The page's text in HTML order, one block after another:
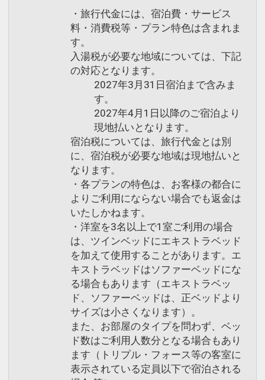
・旅行代金には、宿泊費・サービス
料・消費税等・プラン特色は含まれま
す。
入湯税が必要な地域については、下記
の対応となります。
2027年3月31日宿泊まで含みま
す。
2027年4月1日以降のご宿泊より
現地払いとなります。
宿泊税については、旅行代金とは別
に、宿泊税が必要な地域は現地払いと
なります。
・各プランの特色は、お客様の都合に
よりご利用にならない場合でも返金は
いたしかねます。
・洋室を3名以上で1室ご利用の場合
は、ツインベッドにエキストラベッド
を加えて使用することがあります。エ
キストラベッドはソファーベッドにな
る場合もあります（エキストラベッ
ド、ソファーベッドは、正ベッドより
サイズは小さくなります）。
また、お部屋のタイプを問わず、ベッ
ド数はご利用人数分となる場合もあり
ます（トリプル・フォース等の客室に
表示されている定員以下で宿泊される